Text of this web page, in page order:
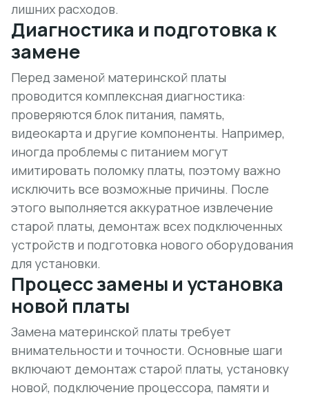
лишних расходов.
Диагностика и подготовка к
замене
Перед заменой материнской платы
проводится комплексная диагностика:
проверяются блок питания, память,
видеокарта и другие компоненты. Например,
иногда проблемы с питанием могут
имитировать поломку платы, поэтому важно
исключить все возможные причины. После
этого выполняется аккуратное извлечение
старой платы, демонтаж всех подключенных
устройств и подготовка нового оборудования
для установки.
Процесс замены и установка
новой платы
Замена материнской платы требует
внимательности и точности. Основные шаги
включают демонтаж старой платы, установку
новой, подключение процессора, памяти и